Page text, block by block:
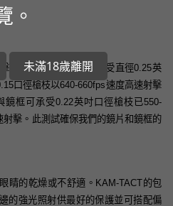
測試，鏡框和鏡片必須受直徑0.25英
口徑槍枝以640-660fps速度高速射擊
框可承受0.22英吋口徑槍枝已550-
擊。此測試確保我們的鏡片和鏡框的
睛的乾燥或不舒適。KAM-TACT的包
的強光照射供最好的保護並可搭配偏
。
未滿18歲離開